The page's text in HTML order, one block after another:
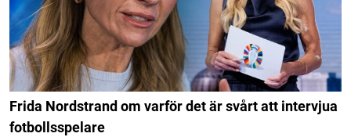
Frida Nordstrand om varför det är svårt att intervjua
fotbollsspelare